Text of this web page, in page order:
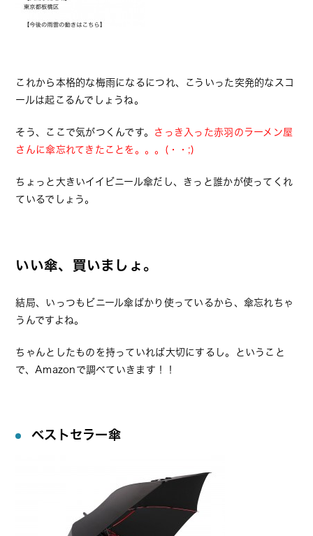
これから本格的な梅雨になるにつれ、こういった突発的なスコ
ールは起こるんでしょうね。
そう、ここで気がつくんです。
さっき入った赤羽のラーメン屋
さんに傘忘れてきたことを。。。(・・;)
ちょっと大きいイイビニール傘だし、きっと誰かが使ってくれ
ているでしょう。
いい傘、買いましょ。
結局、いっつもビニール傘ばかり使っているから、傘忘れちゃ
うんですよね。
ちゃんとしたものを持っていれば大切にするし。ということ
で、Amazonで調べていきます！！
ベストセラー傘